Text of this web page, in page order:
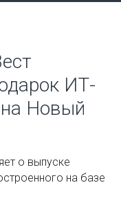
ИТ-
Новый
о выпуске
на базе